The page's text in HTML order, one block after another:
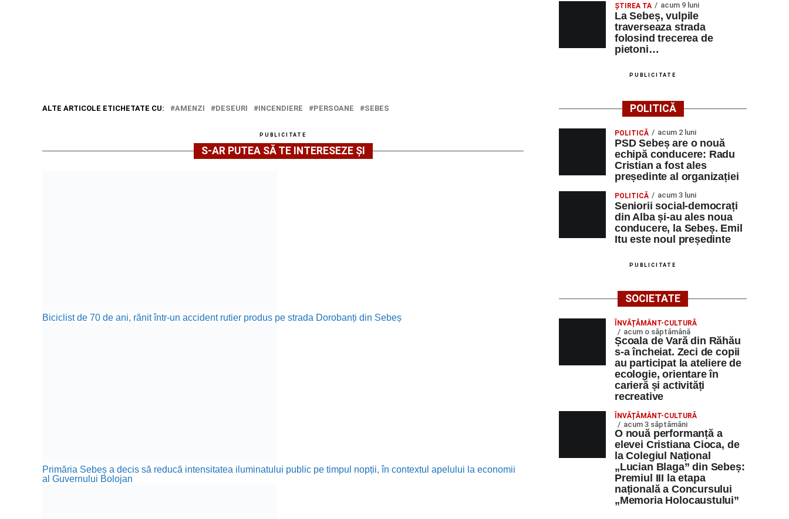
ALTE ARTICOLE ETICHETATE CU: AMENZI DESEURI INCENDIERE PERSOANE SEBES
PUBLICITATE
S-AR PUTEA SĂ TE INTERESEZE ȘI
Biciclist de 70 de ani, rănit într-un accident rutier produs pe strada Dorobanți din Sebeș
Primăria Sebeș a decis să reducă intensitatea iluminatului public pe timpul nopții, în contextul apelului la economii
al Guvernului Bolojan
ŞTIREA TA acum 9 luni
La Sebeș, vulpile
traverseaza strada
folosind trecerea de
pietoni…
PUBLICITATE
POLITICĂ
POLITICĂ acum 2 luni
PSD Sebeș are o nouă
echipă conducere: Radu
Cristian a fost ales
președinte al organizației
POLITICĂ acum 3 luni
Seniorii social-democrați
din Alba și-au ales noua
conducere, la Sebeș. Emil
Itu este noul președinte
PUBLICITATE
SOCIETATE
ÎNVĂȚĂMÂNT-CULTURĂ
acum o săptămână
Școala de Vară din Răhău
s-a încheiat. Zeci de copii
au participat la ateliere de
ecologie, orientare în
carieră și activități
recreative
ÎNVĂȚĂMÂNT-CULTURĂ
acum 3 săptămâni
O nouă performanță a
elevei Cristiana Cioca, de
la Colegiul Național
„Lucian Blaga” din Sebeș:
Premiul III la etapa
națională a Concursului
„Memoria Holocaustului”